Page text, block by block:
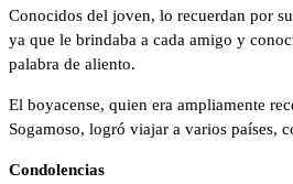
Conocidos del joven, lo recuerdan por
ya que le brindaba a cada amigo y
palabra de aliento.
El boyacense, quien era ampliamente
Sogamoso, logró viajar a varios países,
Condolencias